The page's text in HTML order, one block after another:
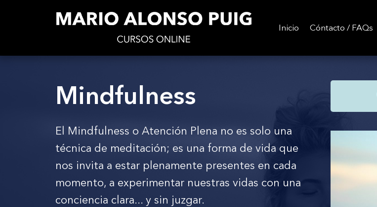
Inicio Cóntacto / FAQs
Mindfulness
El Mindfulness o Atención Plena no es solo una
técnica de meditación; es una forma de vida que
nos invita a estar plenamente presentes en cada
momento, a experimentar nuestras vidas con una
conciencia clara... y sin juzgar.